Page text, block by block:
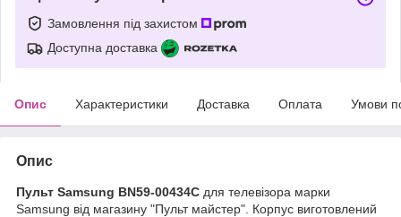
Замовлення під захистом
Доступна доставка
Опис Характеристики Доставка Оплата Умови
Опис
Пульт Samsung BN59-00434C для телевізора марки
Samsung від магазину "Пульт майстер". Корпус виготовлений